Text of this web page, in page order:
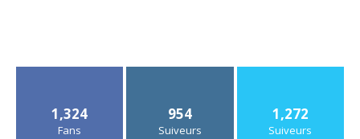
1,324
Fans
954
Suiveurs
1,272
Suiveurs